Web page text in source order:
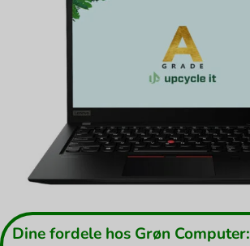
Dine fordele hos Grøn Computer: